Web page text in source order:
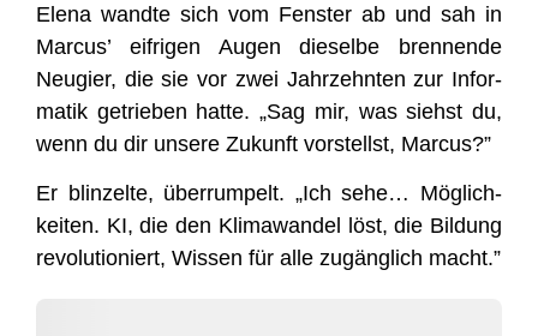
Ele­na wand­te sich vom Fens­ter ab und sah in
Mar­cus’ eif­ri­gen Augen die­sel­be bren­nen­de
Neu­gier, die sie vor zwei Jahr­zehn­ten zur Infor­
ma­tik getrie­ben hat­te. „Sag mir, was siehst du,
wenn du dir unse­re Zukunft vor­stellst, Marcus?”
Er blin­zel­te, über­rum­pelt. „Ich sehe… Mög­lich­
kei­ten. KI, die den Kli­ma­wan­del löst, die Bil­dung
revo­lu­tio­niert, Wis­sen für alle zugäng­lich macht.”